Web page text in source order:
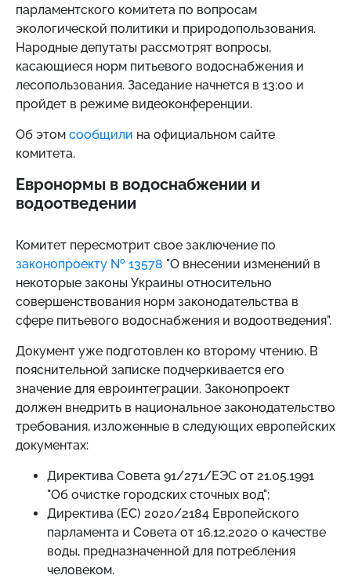
парламентского комитета по вопросам
экологической политики и природопользования.
Народные депутаты рассмотрят вопросы,
касающиеся норм питьевого водоснабжения и
лесопользования. Заседание начнется в 13:00 и
пройдет в режиме видеоконференции.
Об этом сообщили на официальном сайте
комитета.
Евронормы в водоснабжении и
водоотведении
Комитет пересмотрит свое заключение по
законопроекту № 13578 "О внесении изменений в
некоторые законы Украины относительно
совершенствования норм законодательства в
сфере питьевого водоснабжения и водоотведения".
Документ уже подготовлен ко второму чтению. В
пояснительной записке подчеркивается его
значение для евроинтеграции. Законопроект
должен внедрить в национальное законодательство
требования, изложенные в следующих европейских
документах:
Директива Совета 91/271/ЕЭС от 21.05.1991
"Об очистке городских сточных вод";
Директива (ЕС) 2020/2184 Европейского
парламента и Совета от 16.12.2020 о качестве
воды, предназначенной для потребления
человеком.